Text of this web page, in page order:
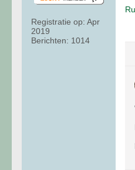
Registratie op: Apr
2019
Berichten: 1014